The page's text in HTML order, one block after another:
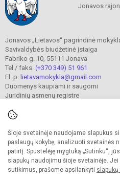
Šioje svetainėje naudojame slapukus
paslaugų kokybę, analizuoti svetainės
patirtį. Spustelėję mygtuką „Sutinku“,
slapukų naudojimu šioje svetainėje.
sutikimus, prašome apsilankyti
Jonavos
Jonavos „Lietavos“ pagrindinė
Savivaldybės biudžetinė įstaiga
Fabriko g. 10, 55111 Jonava
Tel./ faks. (+370 349) 51 961
El. p. lietavamokykla@gmail.com
Duomenys kaupiami ir saugomi
Juridinių asmenų registre
© 2023. Jonavos Lietavos
Kopijuoti turinį be raštiško įstaigos
Prieinamumo paraiška